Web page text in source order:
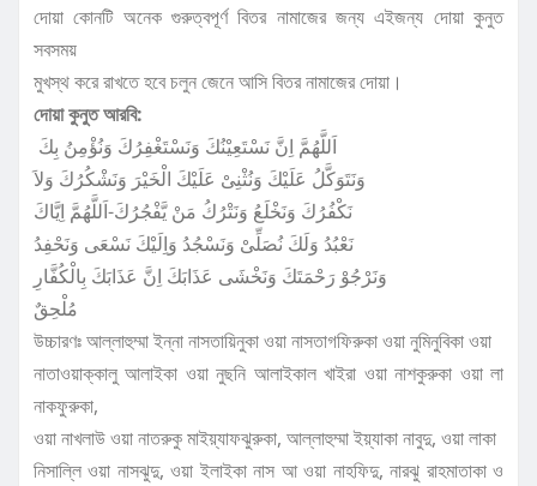
দোয়া কোনটি অনেক গুরুত্বপূর্ণ বিতর নামাজের জন্য এইজন্য দোয়া কুনুত
সবসময়
মুখস্থ করে রাখতে হবে চলুন জেনে আসি বিতর নামাজের দোয়া।
দোয়া কুনুত আরবি:
اَللَّهُمَّ اِنَّ نَسْتَعِيْنُكَ وَنَسْتَغْفِرُكَ وَنُؤْمِنُ بِكَ
وَنَتَوَكَّلُ عَلَيْكَ وَنُثْنِىْ عَلَيْكَ الْخَيْرَ وَنَشْكُرُكَ وَلاَ
نَكْفُرُكَ وَنَخْلَعُ وَنَتْرُكُ مَنْ يَّفْجُرُكَ-اَللَّهُمَّ اِيَّاكَ
نَعْبُدُ وَلَكَ نُصَلِّىْ وَنَسْجُدُ وَاِلَيْكَ نَسْعَى وَنَحْفِدُ
وَنَرْجُوْ رَحْمَتَكَ وَنَخْشَى عَذَابَكَ اِنَّ عَذَابَكَ بِالْكُفَّارِ
مُلْحِقٌ
উচ্চারণঃ আল্লাহুম্মা ইন্না নাসতায়িনুকা ওয়া নাসতাগফিরুকা ওয়া নুমিনুবিকা ওয়া
নাতাওয়াক্কালু আলাইকা ওয়া নুছনি আলাইকাল খাইরা ওয়া নাশকুরুকা ওয়া লা
নাকফুরুকা,
ওয়া নাখলাউ ওয়া নাতরুকু মাইয়্যাফঝুরুকা, আল্লাহুম্মা ইয়্যাকা নাবুদু, ওয়া লাকা
নিসাল্লি ওয়া নাসঝুদু, ওয়া ইলাইকা নাস আ ওয়া নাহফিদু, নারঝু রাহমাতাকা ও